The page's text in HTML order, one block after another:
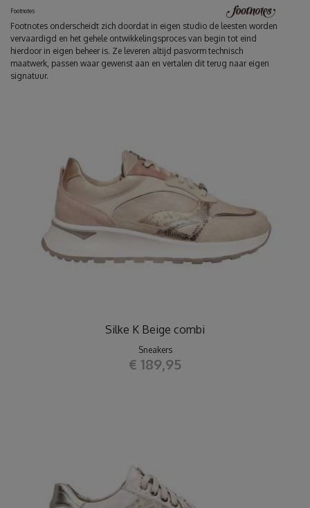
Footnotes
Footnotes onderscheidt zich doordat in eigen studio de leesten worden
vervaardigd en het gehele ontwikkelingsproces van begin tot eind
hierdoor in eigen beheer is. Ze leveren altijd pasvorm technisch
maatwerk, passen waar gewenst aan en vertalen dit terug naar eigen
signatuur.
Silke K Beige combi
Sneakers
€ 189,95